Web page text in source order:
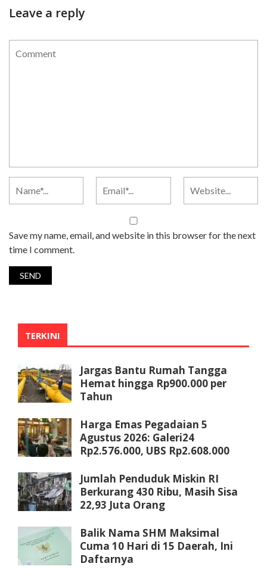
Leave a reply
Save my name, email, and website in this browser for the next
time I comment.
TERKINI
Jargas Bantu Rumah Tangga
Hemat hingga Rp900.000 per
Tahun
Harga Emas Pegadaian 5
Agustus 2026: Galeri24
Rp2.576.000, UBS Rp2.608.000
Jumlah Penduduk Miskin RI
Berkurang 430 Ribu, Masih Sisa
22,93 Juta Orang
Balik Nama SHM Maksimal
Cuma 10 Hari di 15 Daerah, Ini
Daftarnya